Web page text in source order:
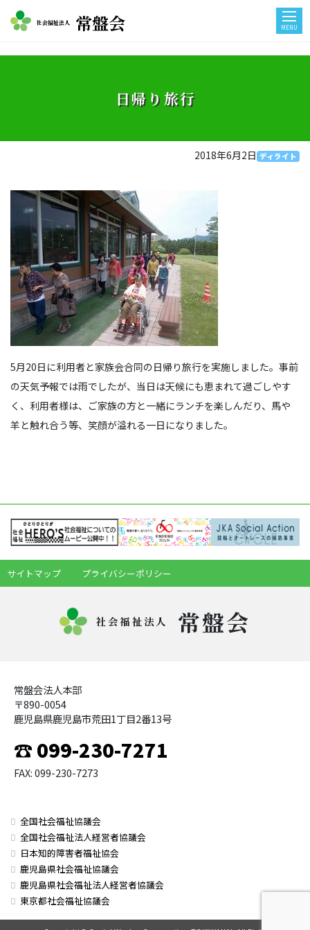
社会福祉法人 常盤会 MENU
日帰り旅行
2018年6月2日 ディライト
5月20日に利用者と家族会合同の日帰り旅行を実施しました。事前
の天気予報では雨でしたが、当日は天候にも恵まれて過ごしやす
く、利用者様は、ご家族の方と一緒にランチを楽しんだり、馬や
羊と触れ合う等、笑顔が溢れる一日になりました。
サイトマップ プライバシーポリシー
社会福祉法人 常盤会
常盤会法人本部
〒890-0054
鹿児島県鹿児島市荒田1丁目2番13号
☎ 099-230-7271
FAX: 099-230-7273
全国社会福祉協議会
全国社会福祉法人経営者協議会
日本知的障害者福祉協会
鹿児島県社会福祉協議会
鹿児島県社会福祉法人経営者協議会
東京都社会福祉協議会